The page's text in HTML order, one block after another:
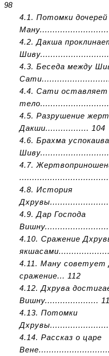
98
4.1. Потомки дочерей
4.2. Дакша
4.3. Беседа между
4.4. Сати оставляет
4.5. Разрушение
Дакши................. 104
4.6. Брахма
4.7.
4.8. История
4.9. Дар Господа
4.10. Сражение
4.11. Ману советует
сражение... 112
4.12. Дхрува
Вишну.....................
4.13. Потомки
4.14. Рассказ о царе